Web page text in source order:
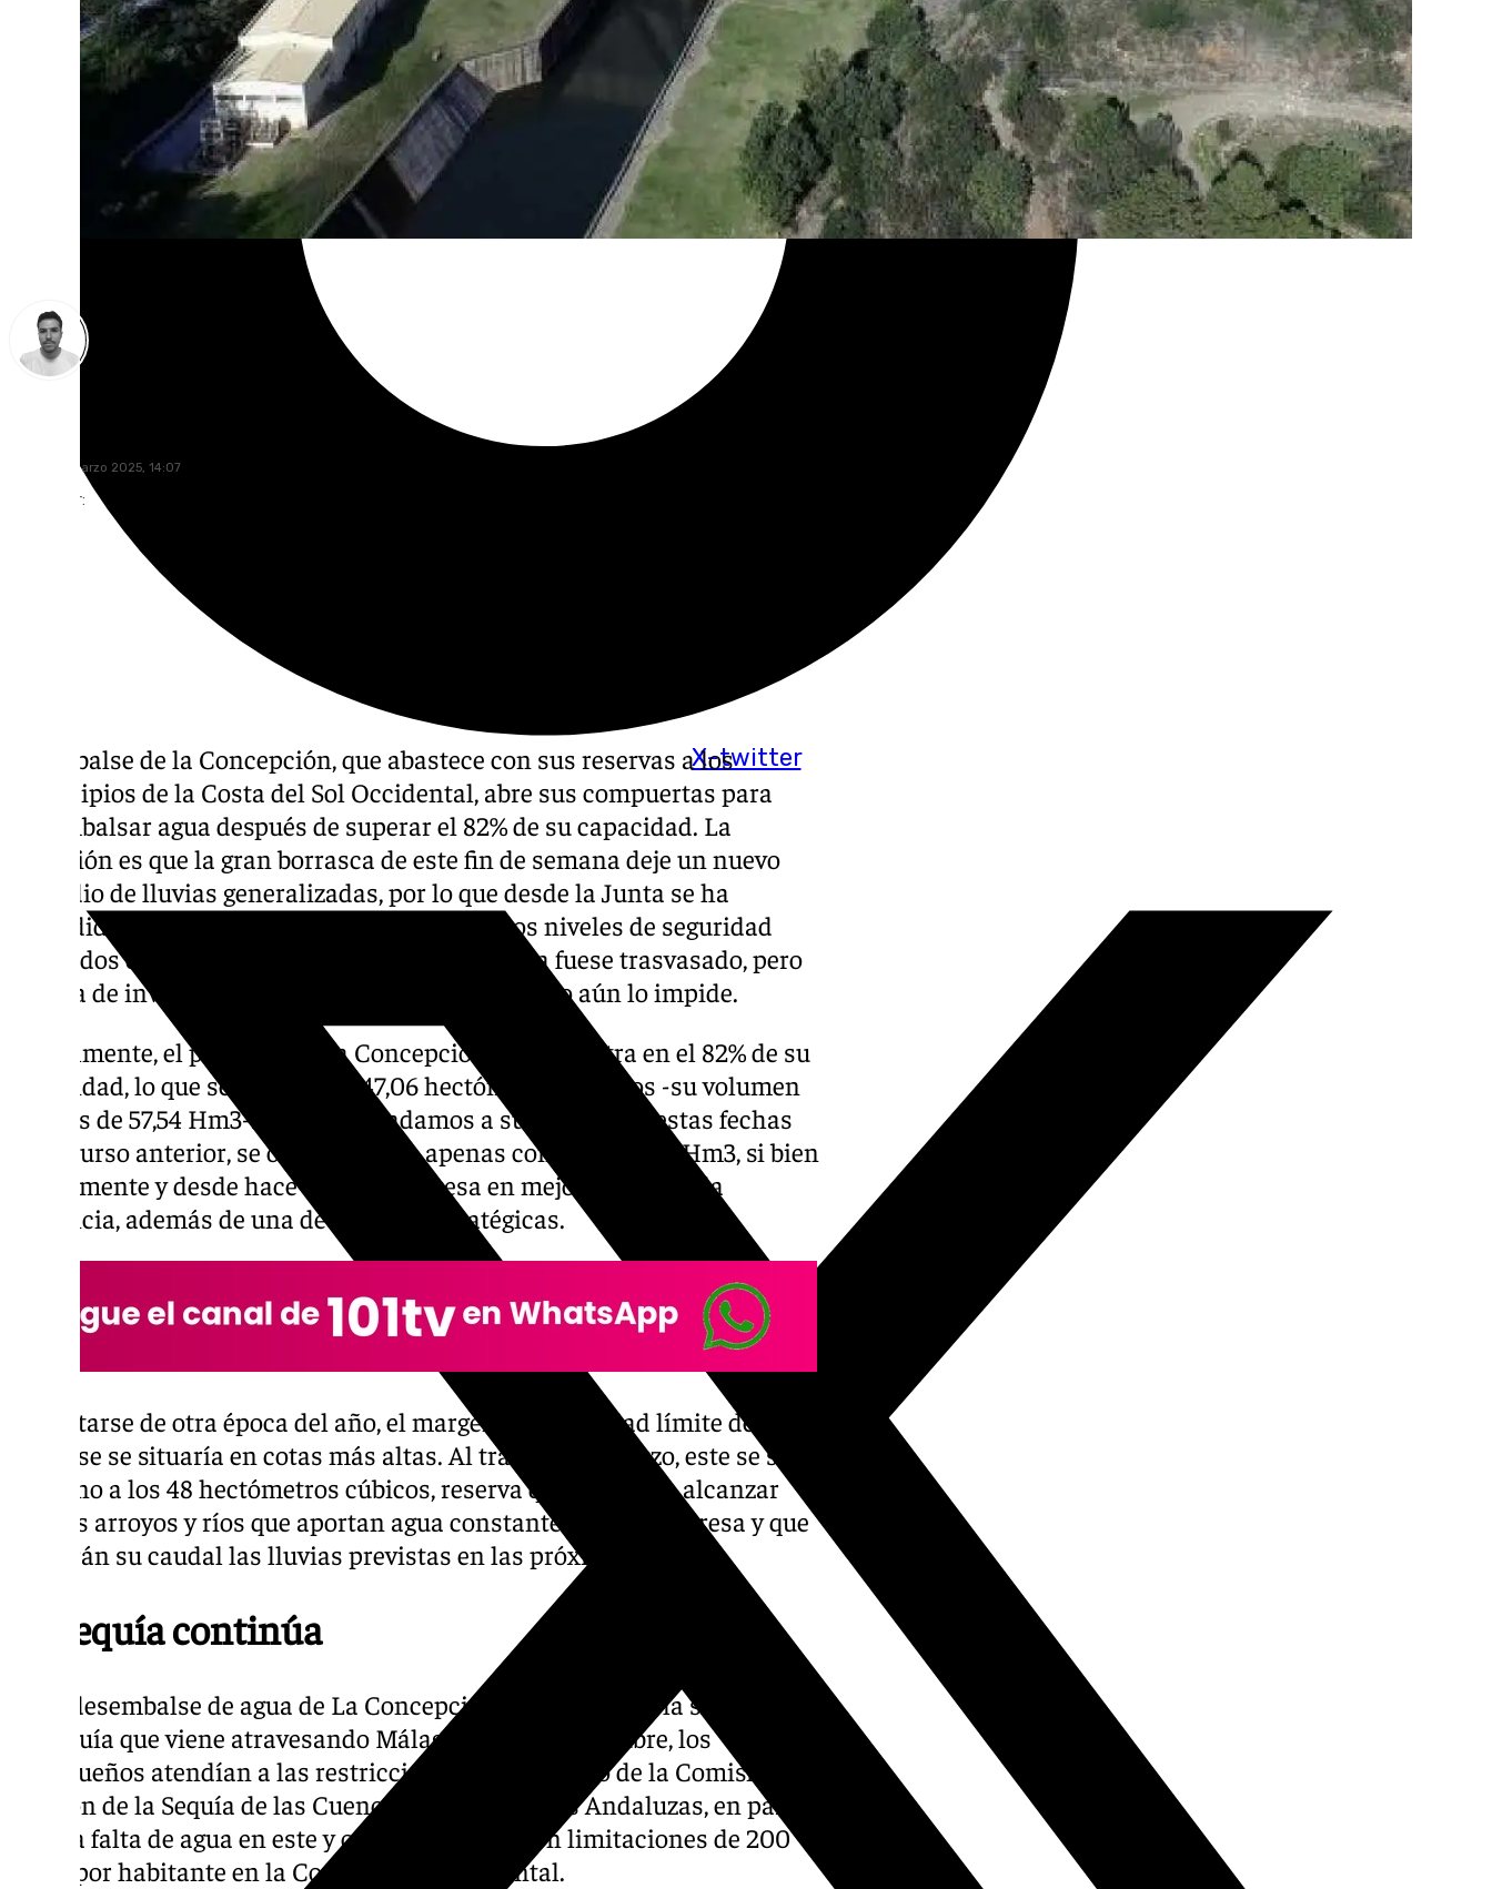
X-twitter
viernes, 7 marzo 2025, 14:07
Compartir:
El Embalse de la Concepción, que abastece con sus reservas a los
municipios de la Costa del Sol Occidental, abre sus compuertas para
desembalsar agua después de superar el 82% de su capacidad. La
previsión es que la gran borrasca de este fin de semana deje un nuevo
episodio de lluvias generalizadas, por lo que desde la Junta se ha
procedido a soltar agua para mantenerse en los niveles de seguridad
marcados en su plan. Lo ideal sería que ese agua fuese trasvasado, pero
la falta de inversión en infraestructura de este tipo aún lo impide.
Actualmente, el pantano de La Concepción se encuentra en el 82% de su
capacidad, lo que se traduce en 47,06 hectómetros cúbicos -su volumen
total es de 57,54 Hm3-. Si nos trasladamos a su estado por estas fechas
en el curso anterior, se observa como apenas contaba con 15 Hm3, si bien
actualmente y desde hace años es la presa en mejor estado de la
provincia, además de una de las más estratégicas.
De tratarse de otra época del año, el margen de capacidad límite del
embalse se situaría en cotas más altas. Al tratarse de marzo, este se sitúa
en torno a los 48 hectómetros cúbicos, reserva que se espera alcanzar
con los arroyos y ríos que aportan agua constantemente a la presa y que
sumarán su caudal las lluvias previstas en las próximas horas.
La sequía continúa
El de desembalse de agua de La Concepción contrasta con la situación
de sequía que viene atravesando Málaga. El pasado octubre, los
malagueños atendían a las restricciones del consumo de la Comisión de
Gestión de la Sequía de las Cuencas Mediterráneas Andaluzas, en parte
ante la falta de agua en este y otros pantanos, con limitaciones de 200
litros por habitante en la Costa del Sol occidental.